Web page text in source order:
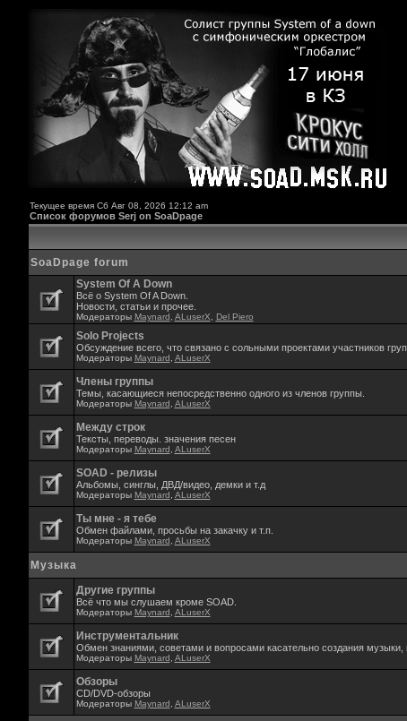
Текущее время Сб Авг 08, 2026 12:12 am
Список форумов Serj on SoaDpage
SoaDpage forum
System Of A Down
Всё о System Of A Down.
Новости, статьи и прочее.
Модераторы Maynard ALuserX Del Piero
Solo Projects
Обсуждение всего, что связано с сольными проектами участников
Модераторы Maynard ALuserX
Члены группы
Темы, касающиеся непосредственно одного из членов группы.
Модераторы Maynard ALuserX
Между строк
Тексты, переводы. значения песен
Модераторы Maynard ALuserX
SOAD - релизы
Альбомы, синглы, ДВД/видео, демки и т.д
Модераторы Maynard ALuserX
Ты мне - я тебе
Обмен файлами, просьбы на закачку и т.п.
Модераторы Maynard ALuserX
Музыка
Другие группы
Всё что мы слушаем кроме SOAD.
Модераторы Maynard ALuserX
Инструментальник
Обмен знаниями, советами и вопросами касательно создания музыки,
Модераторы Maynard ALuserX
Обзоры
CD/DVD-обзоры
Модераторы Maynard ALuserX